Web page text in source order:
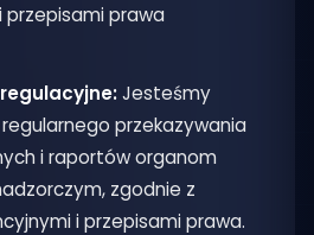
prawa
Jesteśmy
przekazywania
i raportów organom
zgodnie z
i przepisami prawa.